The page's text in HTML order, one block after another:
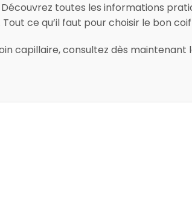
toutes les informations
ce qu’il faut pour choisir le bon
capillaire, consultez dès